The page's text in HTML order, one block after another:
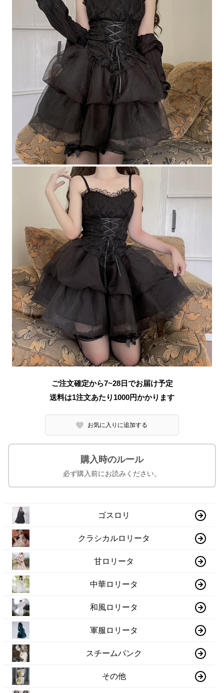
ご注文確定から7~28日でお届け予定
送料は1注文あたり 1000円かかります
お気に入りに追加する
購入時のルール
必ず購入前にお読みください。
ゴスロリ
クラシカルロリータ
甘ロリータ
中華ロリータ
和風ロリータ
軍服ロリータ
スチームパンク
その他